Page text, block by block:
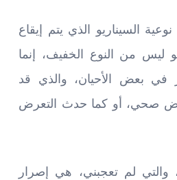
نوعية السيناريو الذي يتم إيقاع
ليس من النوع الخفيف، إنما
في بعض الأحيان، والذي قد
صحي، أو كما حدث التعرض
والتي لم تعجبني، هي إصرار